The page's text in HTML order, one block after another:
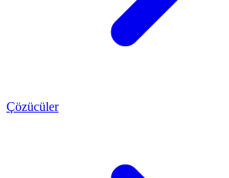
Çözücüler